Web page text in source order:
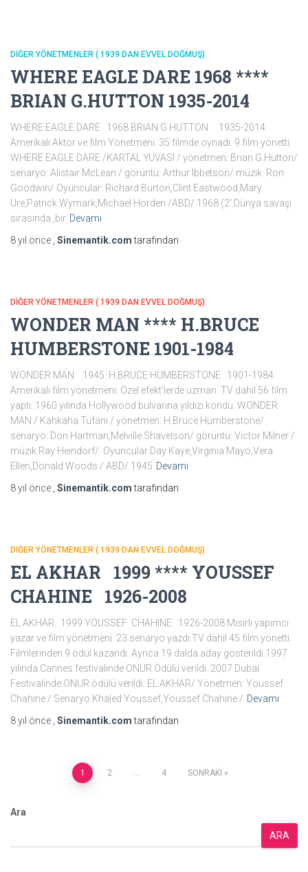
DİĞER YÖNETMENLER ( 1939 DAN EVVEL DOĞMUŞ)
WHERE EAGLE DARE 1968 ****
BRIAN G.HUTTON 1935-2014
WHERE EAGLE DARE 1968 BRIAN G.HUTTON 1935-2014
Amerikalı Aktör ve film Yönetmeni. 35 filmde oynadı. 9 film yönetti.
WHERE EAGLE DARE /KARTAL YUVASI / yönetmen: Brian G.Hutton/
senaryo: Alistair McLean / görüntü: Arthur Ibbetson/ müzik: Ron
Goodwin/ Oyuncular: Richard Burton,Clint Eastwood,Mary
Ure,Patrick Wymark,Michael Horden /ABD/ 1968 (2‘.Dünya savaşı
sırasında ,bir Devamı
8 yıl önce Sinemantik.comtarafından
DİĞER YÖNETMENLER ( 1939 DAN EVVEL DOĞMUŞ)
WONDER MAN **** H.BRUCE
HUMBERSTONE 1901-1984
WONDER MAN 1945 H.BRUCE HUMBERSTONE 1901-1984
Amerikalı film yönetmeni. Özel efekt’lerde uzman. TV dahil 56 film
yaptı. 1960 yılında Hollywood bulvarına yıldızı kondu. WONDER
MAN / Kahkaha Tufanı / yönetmen: H.Bruce Humberstone/
senaryo: Don Hartman,Melville Shavelson/ görüntü: Victor Milner /
müzik:Ray Heindorf/ Oyuncular:Day Kaye,Virginia Mayo,Vera
Ellen,Donald Woods / ABD/ 1945 Devamı
8 yıl önce Sinemantik.comtarafından
DİĞER YÖNETMENLER ( 1939 DAN EVVEL DOĞMUŞ)
EL AKHAR 1999 **** YOUSSEF
CHAHINE 1926-2008
EL AKHAR 1999 YOUSSEF CHAHINE 1926-2008 Mısırlı yapımcı
yazar ve film yönetmeni. 23 senaryo yazdı.TV dahil 45 film yönetti.
Filmlerinden 9 ödül kazandı. Ayrıca 19 dalda aday gösterildi.1997
yılında Cannes festivalinde ONUR Ödülü verildi. 2007 Dubai
Festivalinde ONUR ödülü verildi. EL AKHAR/ Yönetmen: Youssef
Chahine / Senaryo:Khaled Youssef,Youssef Chahine / Devamı
8 yıl önce Sinemantik.comtarafından
sayfalaması
1 2 … 4 SONRAKI
Ara
ARA